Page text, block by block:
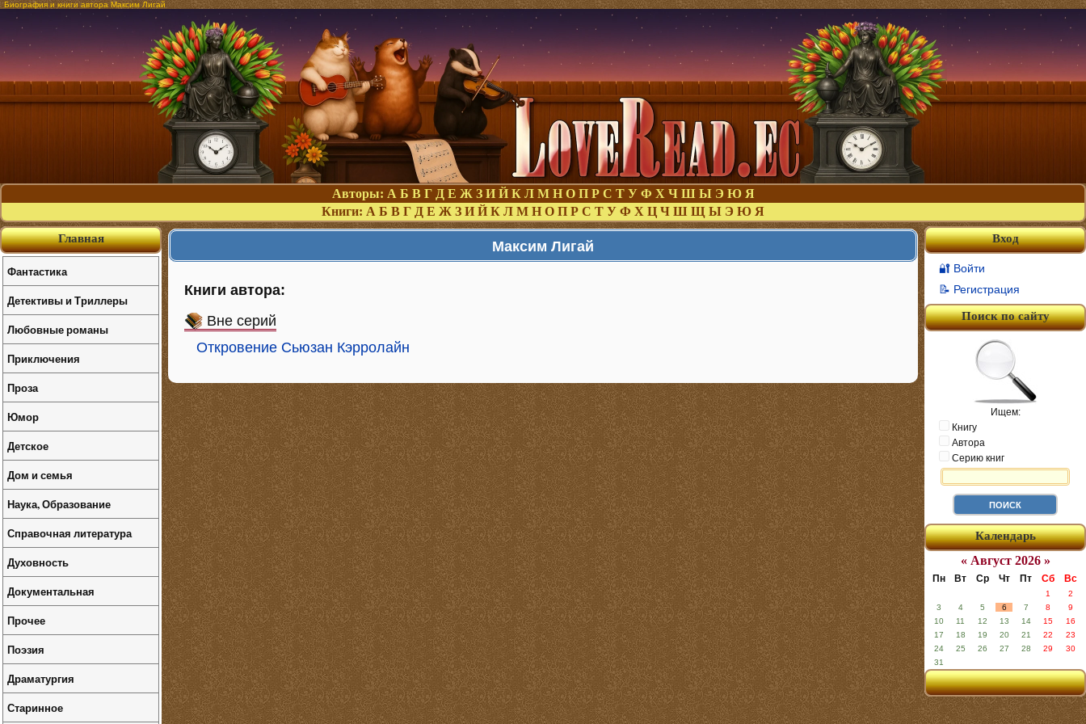
Биография и книги автора Максим Лигай
Авторы: А Б В Г Д Е Ж З И Й К Л М Н О П Р С Т У Ф Х Ч Ш Ы Э Ю Я
Книги: А Б В Г Д Е Ж З И Й К Л М Н О П Р С Т У Ф Х Ц Ч Ш Щ Ы Э Ю Я
Максим Лигай
Книги автора:
Вне серий
Откровение Сьюзан Кэрролайн
Вход
🔐 Войти
📝 Регистрация
Поиск по сайту
Ищем:
Книгу
Автора
Серию книг
Календарь
« Август 2026 »
Пн Вт Ср Чт Пт Сб Вс
1
2
3
4 5 6 7 8
9
10
11 12 13 14 15
16
17
18 19 20 21 22
23
24
25 26 27 28 29
30
31
Главная
Фантастика
Детективы и Триллеры
Любовные романы
Приключения
Проза
Юмор
Детское
Дом и семья
Наука, Образование
Справочная литература
Духовность
Документальная
Прочее
Поэзия
Драматургия
Старинное